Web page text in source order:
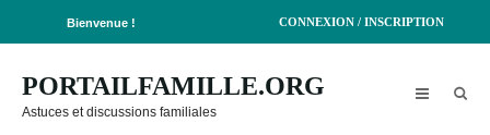
Bienvenue ! CONNEXION / INSCRIPTION
PORTAILFAMILLE.ORG
Astuces et discussions familiales